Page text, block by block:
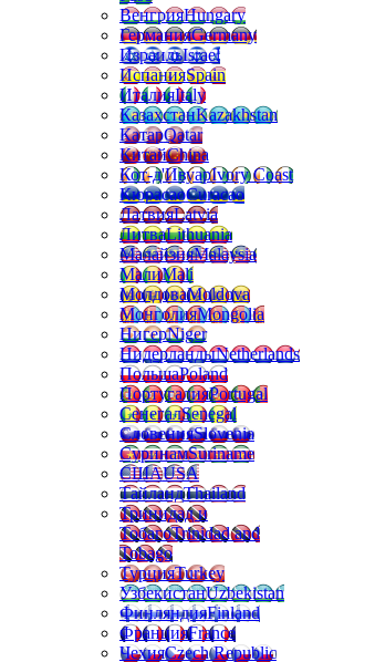
ВенгрияHungary
ГерманияGermany
ИзраильIsrael
ИспанияSpain
ИталияItaly
КазахстанKazakhstan
КатарQatar
КитайChina
Кот-д'ИвуарIvory Coast
КюрасаоCuracao
ЛатвияLatvia
ЛитваLithuania
МалайзияMalaysia
МалиMali
МолдоваMoldova
МонголияMongolia
НигерNiger
НидерландыNetherlands
ПольшаPoland
ПортугалияPortugal
СенегалSenegal
СловенияSlovenia
СуринамSuriname
СШАUSA
ТайландThailand
Тринидад и
ТобагоTrinidad and
Tobago
ТурцияTurkey
УзбекистанUzbekistan
ФинляндияFinland
ФранцияFrance
ЧехияCzech Republic